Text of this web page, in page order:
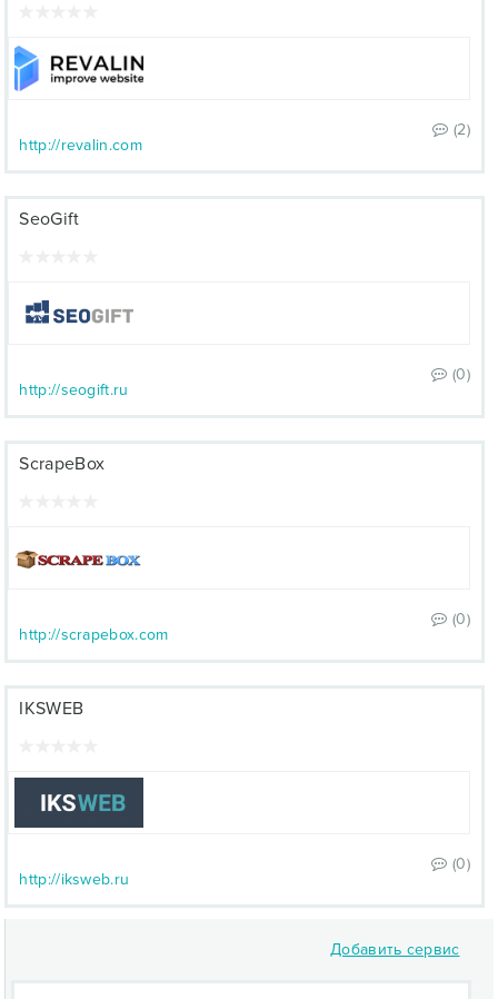
(2)
http://revalin.com
SeoGift
(0)
http://seogift.ru
ScrapeBox
(0)
http://scrapebox.com
IKSWEB
(0)
http://iksweb.ru
Добавить сервис